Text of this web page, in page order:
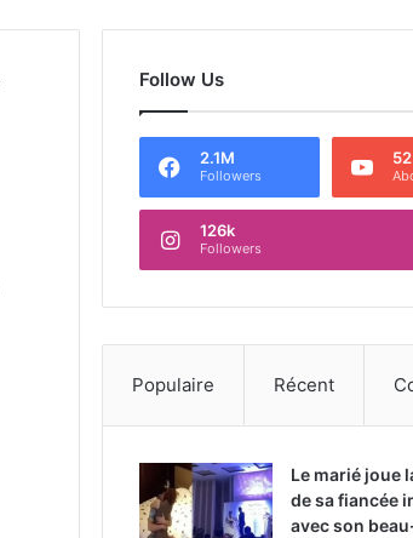
Follow Us
2.1M
Followers
126k
Followers
Populaire Récent
Le marié joue
de sa fiancée
avec son